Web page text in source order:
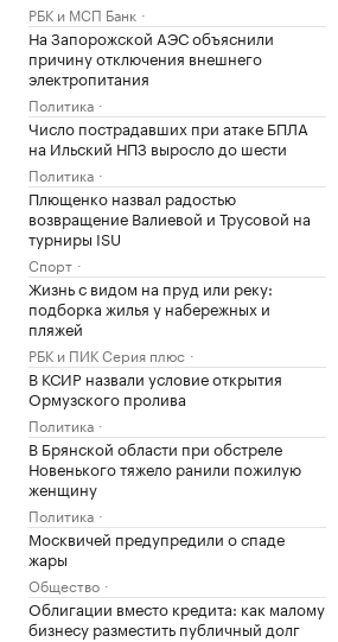
РБК и МСП Банк
На Запорожской АЭС объяснили
причину отключения внешнего
электропитания
Политика
Число пострадавших при атаке БПЛА
на Ильский НПЗ выросло до шести
Политика
Плющенко назвал радостью
возвращение Валиевой и Трусовой на
турниры ISU
Спорт
Жизнь с видом на пруд или реку:
подборка жилья у набережных и
пляжей
РБК и ПИК Серия плюс
В КСИР назвали условие открытия
Ормузского пролива
Политика
В Брянской области при обстреле
Новенького тяжело ранили пожилую
женщину
Политика
Москвичей предупредили о спаде
жары
Общество
Облигации вместо кредита: как малому
бизнесу разместить публичный долг